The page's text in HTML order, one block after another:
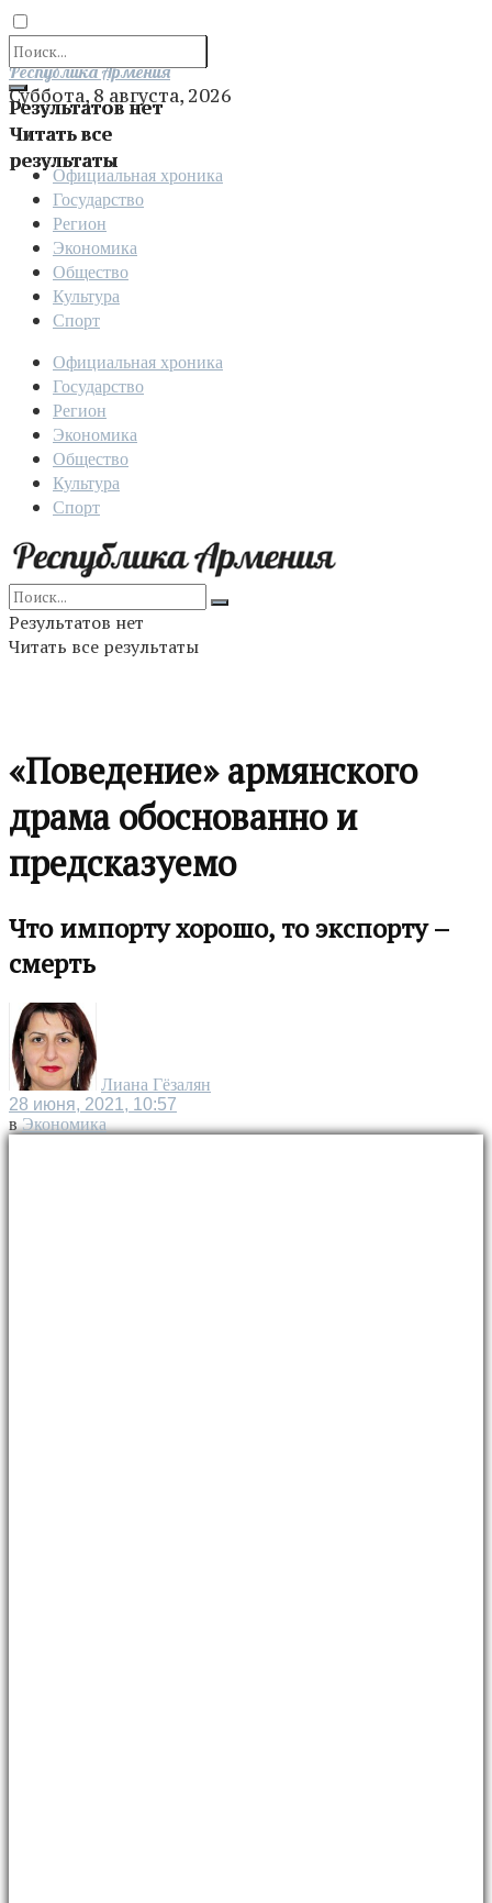
Результатов нет
Читать все
результаты
Отправить
Республика Армения
Суббота, 8 августа, 2026
Официальная хроника
Государство
Регион
Экономика
Общество
Культура
Спорт
Официальная хроника
Государство
Регион
Экономика
Общество
Культура
Спорт
Результатов нет
Читать все результаты
«Поведение» армянского
драма обоснованно и
предсказуемо
Что импорту хорошо, то экспорту –
смерть
Лиана Гёзалян
28 июня, 2021, 10:57
в Экономика